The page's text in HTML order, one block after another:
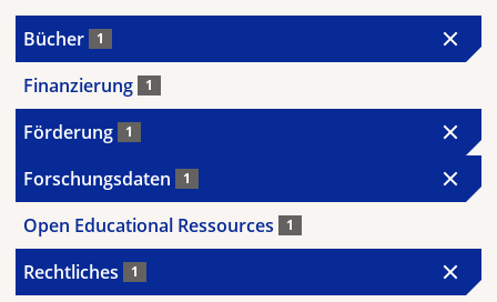
Bücher 1
Finanzierung 1
Förderung 1
Forschungsdaten 1
Open Educational Ressources 1
Rechtliches 1